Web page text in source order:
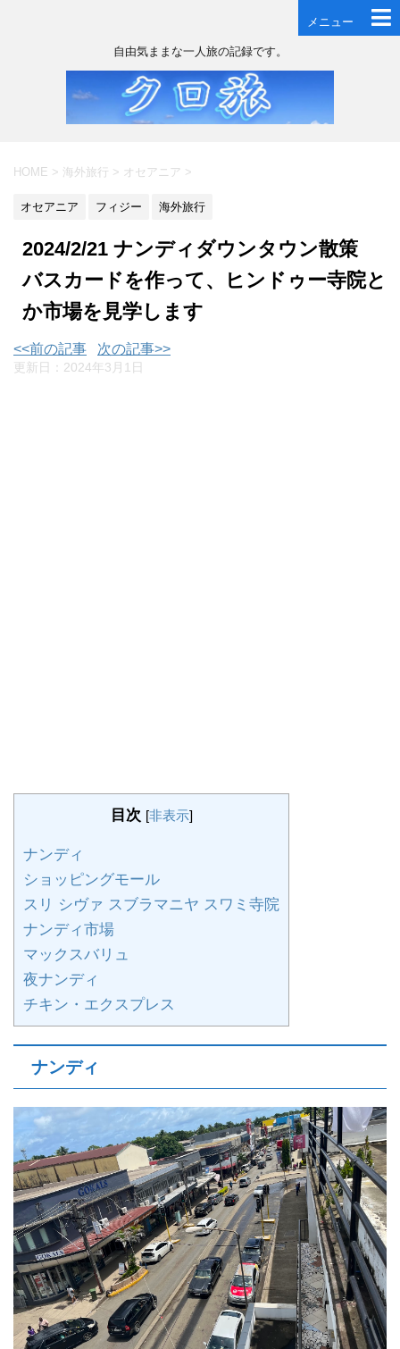
メニュー
自由気ままな一人旅の記録です。
HOME > 海外旅行 > オセアニア >
オセアニア フィジー 海外旅行
2024/2/21 ナンディダウンタウン散策
バスカードを作って、ヒンドゥー寺院と
か市場を見学します
<<前の記事 次の記事>>
更新日： 2024年3月1日
目次 [非表示]
ナンディ
ショッピングモール
スリ シヴァ スブラマニヤ スワミ寺院
ナンディ市場
マックスバリュ
夜ナンディ
チキン・エクスプレス
ナンディ